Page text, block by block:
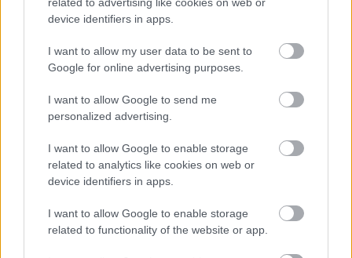
device identifiers in apps.
I want to allow my user data to be sent to
Google for online advertising purposes.
I want to allow Google to send me
personalized advertising.
I want to allow Google to enable storage
related to analytics like cookies on web or
device identifiers in apps.
I want to allow Google to enable storage
related to functionality of the website or app.
Bíró Lajos és a Sous-vide 3. (videó)